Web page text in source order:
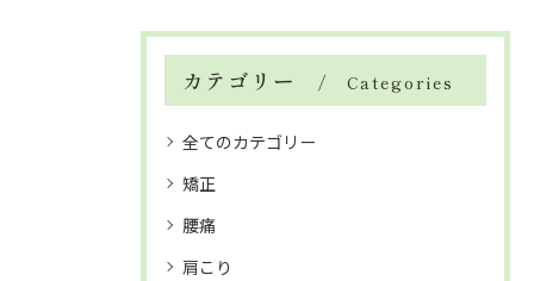
カテゴリー Categories
全てのカテゴリー
矯正
腰痛
肩こり